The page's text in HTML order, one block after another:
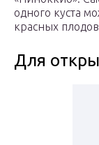
одного куста
красных
Для